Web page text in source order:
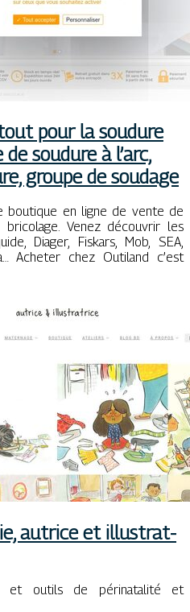
pour la soudure
soudure à l’arc,
groupe de soudage
boutique en ligne de vente de
Venez découvrir les
Diager, Fiskars, Mob, SEA,
Acheter chez Outiland c’est
autrice et il­lustrat­
et outils de périnatalité et